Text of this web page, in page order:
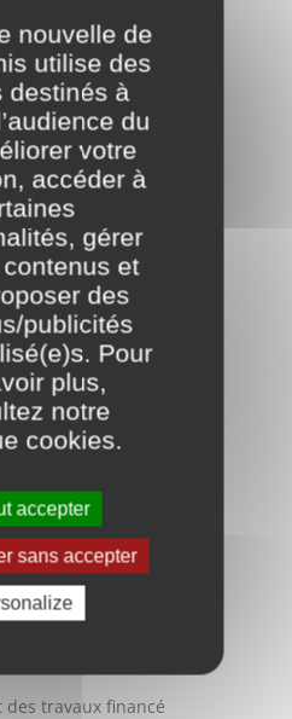
gratuit
aide de A à Z :
de subvention
les travaux avant
– opahwilson@soreqa.fr
41 07 –
LES
sécurité
arrêté :
des travaux financé
nouvelle de
utilise des
destinés à
du
votre
accéder à
gérer
et
des
publicités
Pour
plus,
notre
cookies.
accepter
sans accepter